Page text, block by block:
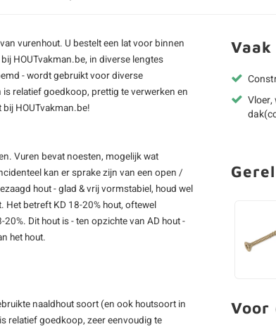
van vurenhout. U bestelt een lat voor binnen
HOUTvakman.be, in diverse lengtes
- wordt gebruikt voor diverse
relatief goedkoop, prettig te verwerken en
HOUTvakman.be!
Vuren bevat noesten, mogelijk wat
kan er sprake zijn van een open /
hout - glad & vrij vormstabiel, houd wel
betreft KD 18-20% hout, oftewel
Dit hout is - ten opzichte van AD hout -
het hout.
naaldhout soort (en ook houtsoort in
relatief goedkoop, zeer eenvoudig te
Voor